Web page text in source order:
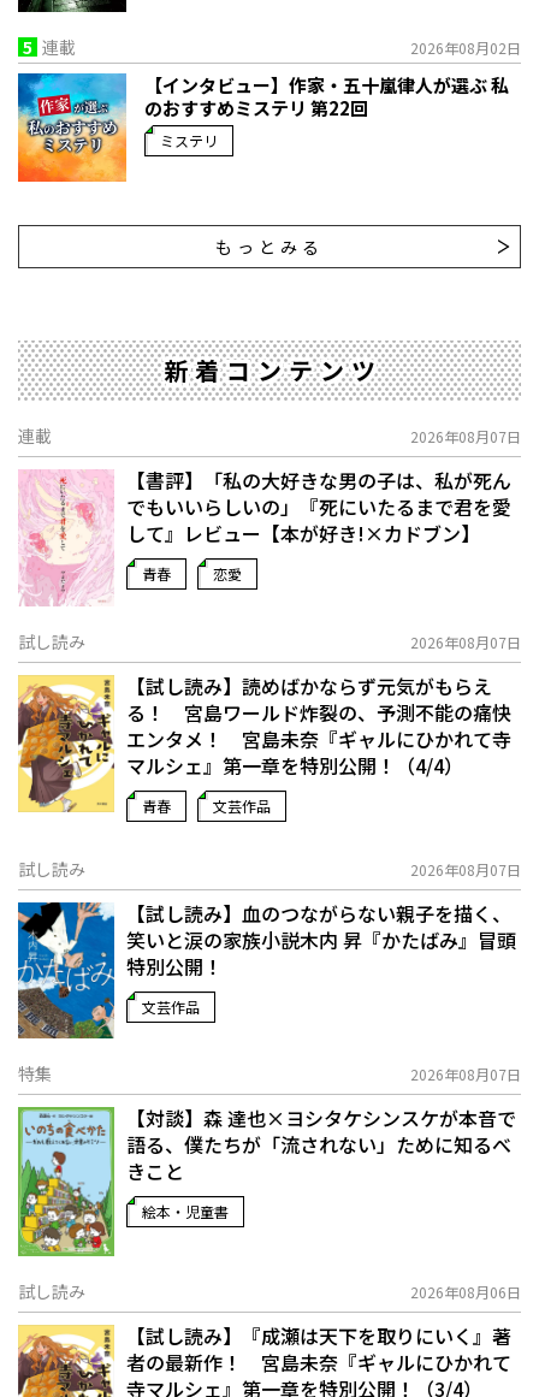
5 連載 2026年08月02日
【インタビュー】作家・五十嵐律人が選ぶ 私
のおすすめミステリ 第22回
ミステリ
もっとみる
新着コンテンツ
連載 2026年08月07日
【書評】「私の大好きな男の子は、私が死ん
でもいいらしいの」――『死にいたるまで君を愛
して』レビュー【本が好き!×カドブン】
青春 恋愛
試し読み 2026年08月07日
【試し読み】読めばかならず元気がもらえ
る！ 宮島ワールド炸裂の、予測不能の痛快
エンタメ！ 宮島未奈『ギャルにひかれて寺
マルシェ』第一章を特別公開！（4/4）
青春 文芸作品
試し読み 2026年08月07日
【試し読み】血のつながらない親子を描く、
笑いと涙の家族小説――木内 昇『かたばみ』冒頭
特別公開！
文芸作品
特集 2026年08月07日
【対談】森 達也×ヨシタケシンスケが本音で
語る、僕たちが「流されない」ために知るべ
きこと
絵本・児童書
試し読み 2026年08月06日
【試し読み】『成瀬は天下を取りにいく』著
者の最新作！ 宮島未奈『ギャルにひかれて
寺マルシェ』第一章を特別公開！（3/4）